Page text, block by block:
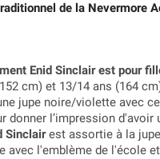
de la Nevermore
Enid Sinclair est pour
cm) et 13/14 ans (164
jupe noire/violette avec
donner l’impression
Sinclairest assortie à la
avec l'emblème de l'école